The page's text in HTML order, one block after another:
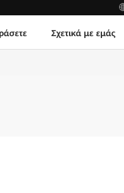
Σχετικά με εμάς